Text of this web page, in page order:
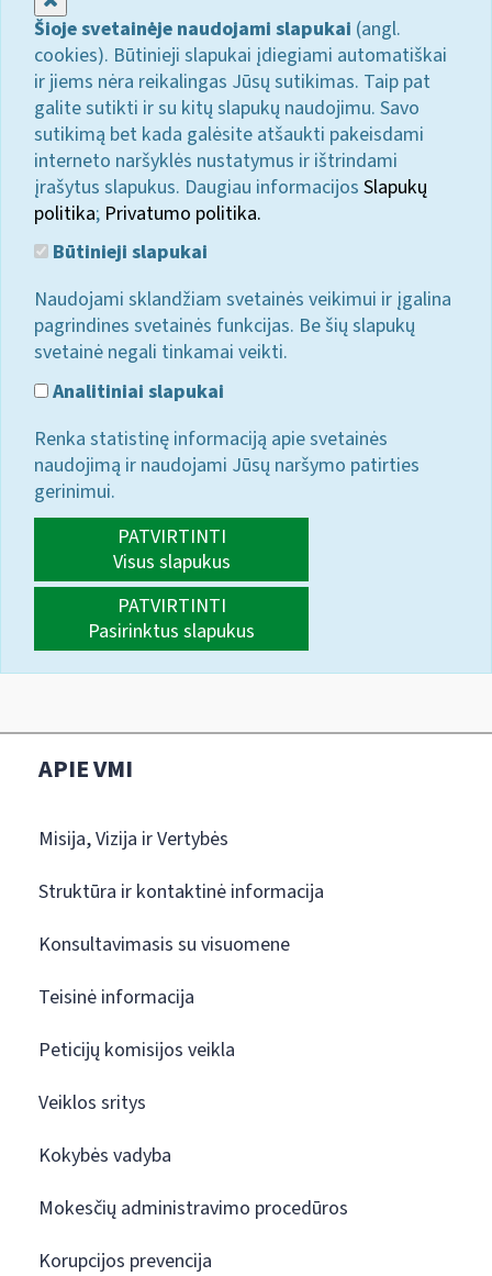
Šioje svetainėje naudojami slapukai (angl.
cookies). Būtinieji slapukai įdiegiami automatiškai
ir jiems nėra reikalingas Jūsų sutikimas. Taip pat
galite sutikti ir su kitų slapukų naudojimu. Savo
sutikimą bet kada galėsite atšaukti pakeisdami
interneto naršyklės nustatymus ir ištrindami
įrašytus slapukus. Daugiau informacijos Slapukų
politika; Privatumo politika.
Būtinieji slapukai
Naudojami sklandžiam svetainės veikimui ir įgalina
pagrindines svetainės funkcijas. Be šių slapukų
svetainė negali tinkamai veikti.
Analitiniai slapukai
Renka statistinę informaciją apie svetainės
naudojimą ir naudojami Jūsų naršymo patirties
gerinimui.
PATVIRTINTI
Visus slapukus
PATVIRTINTI
Pasirinktus slapukus
APIE VMI
Misija, Vizija ir Vertybės
Struktūra ir kontaktinė informacija
Konsultavimasis su visuomene
Teisinė informacija
Peticijų komisijos veikla
Veiklos sritys
Kokybės vadyba
Mokesčių administravimo procedūros
Korupcijos prevencija